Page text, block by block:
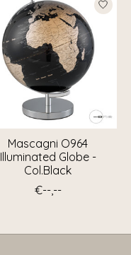
Mascagni O964
Illuminated Globe -
Col.Black
€--,--